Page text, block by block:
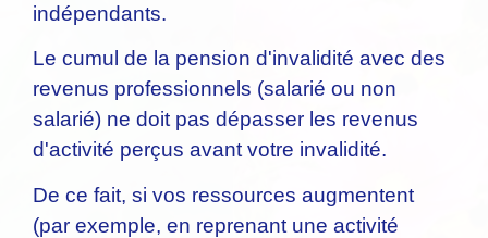
indépendants.
Le cumul de la pension d'invalidité avec des
revenus professionnels (salarié ou non
salarié) ne doit pas dépasser les revenus
d'activité perçus avant votre invalidité.
De ce fait, si vos ressources augmentent
(par exemple, en reprenant une activité